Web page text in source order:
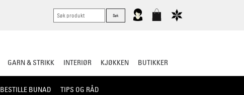
BESTILLE BUNAD TIPS OG RÅD
GARN & STRIKK INTERIØR KJØKKEN BUTIKKER